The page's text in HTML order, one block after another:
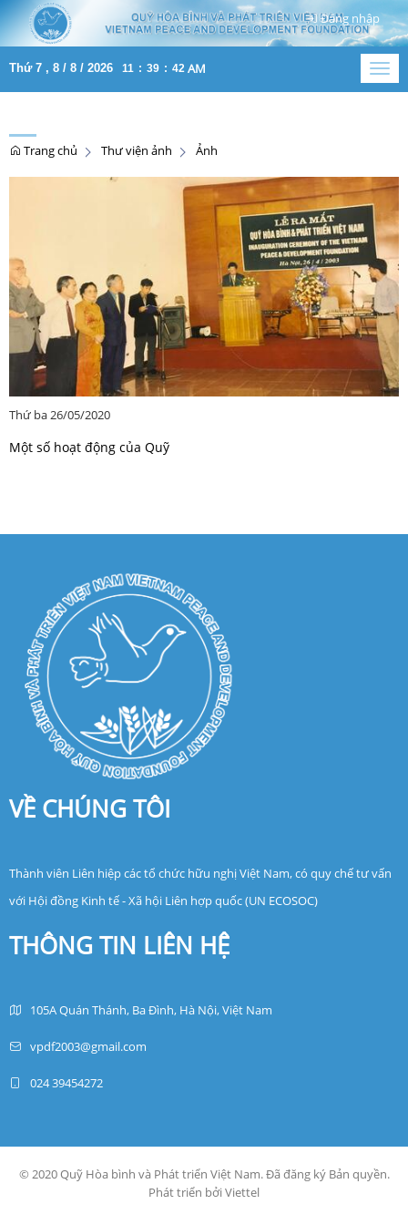
Đăng nhập
Thứ 7 , 8 / 8 / 2026 11 : 39 : 42 AM
Trang chủ Thư viện ảnh Ảnh
Thứ ba 26/05/2020
Một số hoạt động của Quỹ
VỀ CHÚNG TÔI
Thành viên Liên hiệp các tổ chức hữu nghị Việt Nam, có quy chế tư vấn
với Hội đồng Kinh tế - Xã hội Liên hợp quốc (UN ECOSOC)
THÔNG TIN LIÊN HỆ
105A Quán Thánh, Ba Đình, Hà Nội, Việt Nam
vpdf2003@gmail.com
024 39454272
© 2020 Quỹ Hòa bình và Phát triển Việt Nam. Đã đăng ký Bản quyền.
Phát triển bởi Viettel